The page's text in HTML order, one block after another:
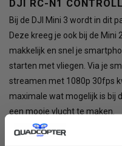
DJI RC-N1
Bij de DJI Mini 3 wordt in dit
Deze kreeg je ook bij de
makkelijk en snel je
starten met vliegen. Via je
streamen met 1080p 30fps
maximale wat mogelijk is bij
een mooie vlucht te maken.
INHOUD VAN DJI MINI 3